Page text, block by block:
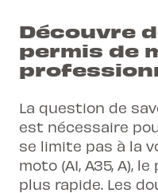
Découvre
permis de
La question de
est nécessaire
se limite pas à la
moto (A1, A35, A),
plus rapide. Les